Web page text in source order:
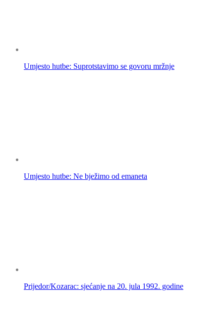
Umjesto hutbe: Suprotstavimo se govoru mržnje
Umjesto hutbe: Ne bježimo od emaneta
Prijedor/Kozarac: sjećanje na 20. jula 1992. godine